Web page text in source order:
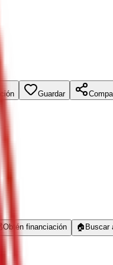
Guardar
💰Obtén financiación 🏠 Buscar